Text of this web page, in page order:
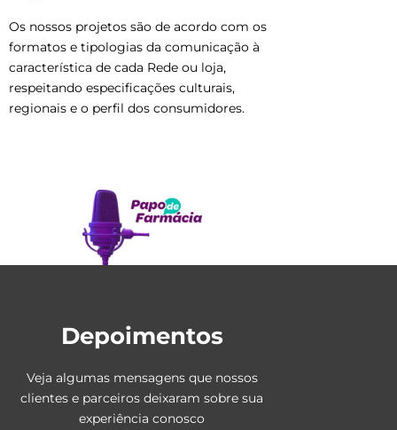
Os nossos projetos são de acordo com os
formatos e tipologias da comunicação à
característica de cada Rede ou loja,
respeitando especificações culturais,
regionais e o perfil dos consumidores.
Depoimentos
Veja algumas mensagens que nossos
clientes e parceiros deixaram sobre sua
experiência conosco